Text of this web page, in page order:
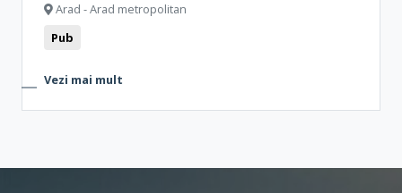
Arad - Arad metropolitan
Pub
Vezi mai mult